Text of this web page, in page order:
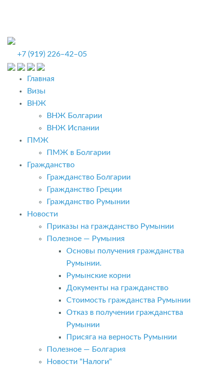
+7 (919) 226‒42‒05
Главная
Визы
ВНЖ
ВНЖ Болгарии
ВНЖ Испании
ПМЖ
ПМЖ в Болгарии
Гражданство
Гражданство Болгарии
Гражданство Греции
Гражданство Румынии
Новости
Приказы на гражданство Румынии
Полезное — Румыния
Основы получения гражданства
Румынии.
Румынские корни
Документы на гражданство
Стоимость гражданства Румынии
Отказ в получении гражданства
Румынии
Присяга на верность Румынии
Полезное — Болгария
Новости "Налоги"